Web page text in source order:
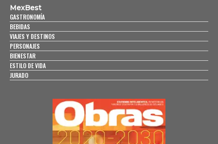
MexBest
GASTRONOMÍA
BEBIDAS
VIAJES Y DESTINOS
PERSONAJES
BIENESTAR
ESTILO DE VIDA
JURADO